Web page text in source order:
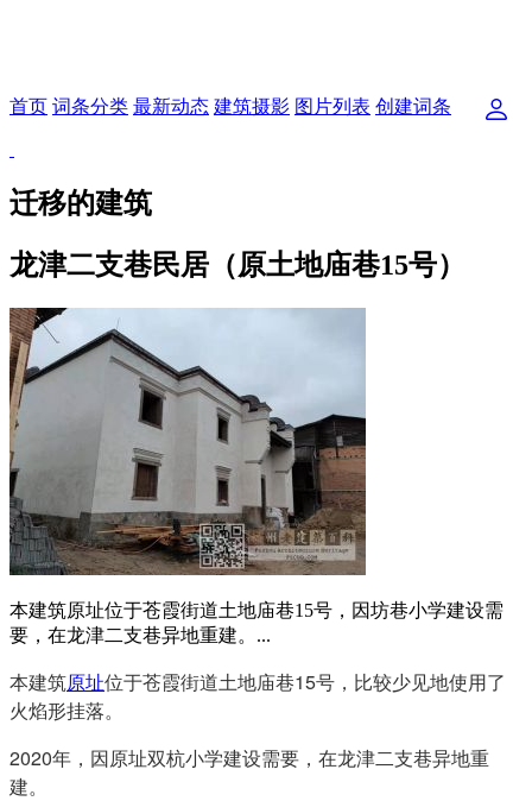
首页 词条分类 最新动态 建筑摄影 图片列表 创建词条
迁移的建筑
龙津二支巷民居（原土地庙巷15号）
本建筑原址位于苍霞街道土地庙巷15号，因坊巷小学建设需
要，在龙津二支巷异地重建。...
本建筑原址位于苍霞街道土地庙巷15号，比较少见地使用了
火焰形挂落。
2020年，因原址双杭小学建设需要，在龙津二支巷异地重
建。